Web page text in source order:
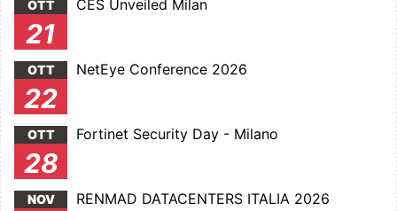
OTT
21
CES Unveiled Milan
OTT
22
NetEye Conference 2026
OTT
28
Fortinet Security Day - Milano
NOV RENMAD DATACENTERS ITALIA 2026